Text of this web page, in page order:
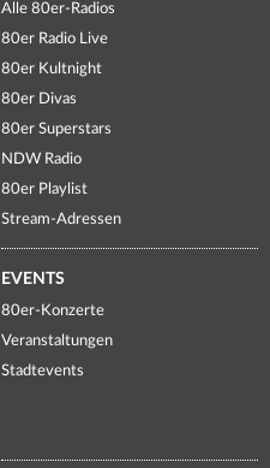
Alle 80er-Radios
80er Radio Live
80er Kultnight
80er Divas
80er Superstars
NDW Radio
80er Playlist
Stream-Adressen
EVENTS
80er-Konzerte
Veranstaltungen
Stadtevents